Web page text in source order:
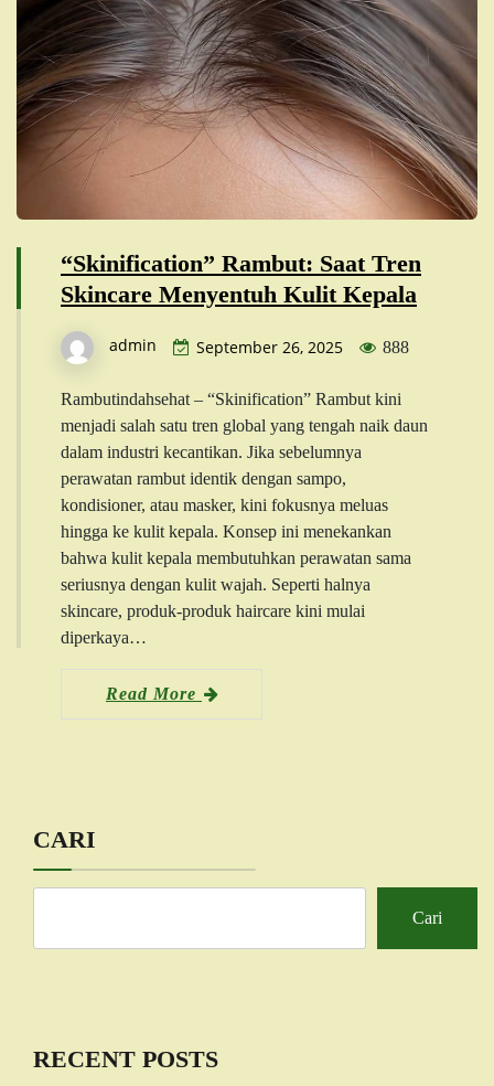
“Skinification” Rambut: Saat Tren
Skincare Menyentuh Kulit Kepala
admin September 26, 2025 888
Rambutindahsehat – “Skinification” Rambut kini
menjadi salah satu tren global yang tengah naik daun
dalam industri kecantikan. Jika sebelumnya
perawatan rambut identik dengan sampo,
kondisioner, atau masker, kini fokusnya meluas
hingga ke kulit kepala. Konsep ini menekankan
bahwa kulit kepala membutuhkan perawatan sama
seriusnya dengan kulit wajah. Seperti halnya
skincare, produk-produk haircare kini mulai
diperkaya…
Read More
CARI
Cari
RECENT POSTS